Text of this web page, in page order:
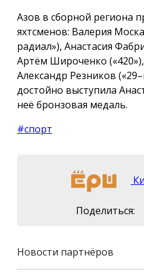
Азов в сборной региона
яхтсменов: Валерия
радиал»), Анастасия
Артём Широченко
Александр Резников
достойно выступила
неё бронзовая медаль.
#спорт
Поделиться:
Новости партнёров